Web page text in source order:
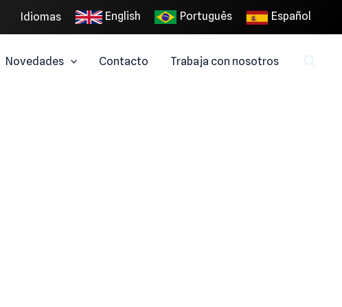
Idiomas English Português Español
Novedades Contacto Trabaja con nosotros